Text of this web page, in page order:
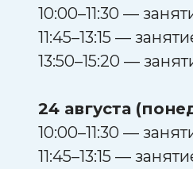
10:00–11:30 —
11:45–13:15 —
13:50–15:20 —
24 августа
10:00–11:30 —
11:45–13:15 —